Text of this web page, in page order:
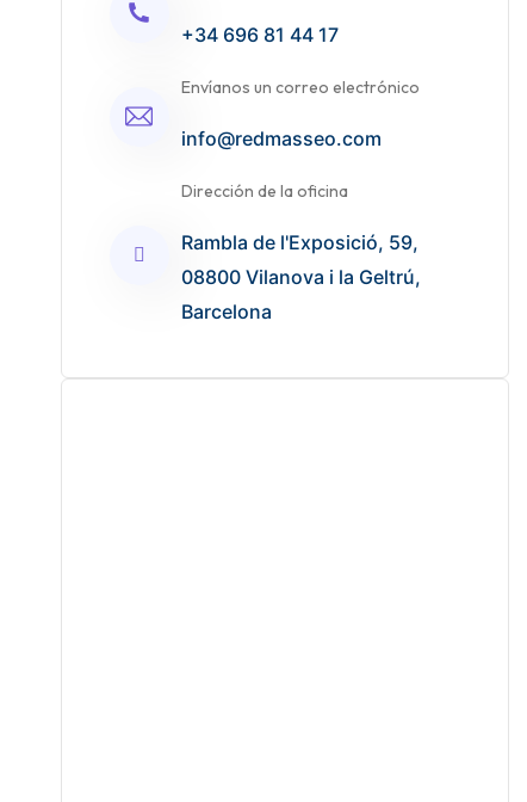
+34 696 81 44 17
Envíanos un correo electrónico
info@redmasseo.com
Dirección de la oficina
Rambla de l'Exposició, 59,
08800 Vilanova i la Geltrú,
Barcelona